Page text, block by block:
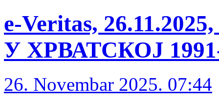
е-Veritas,
У ХРВАТСКОЈ 1991-
26. Novembar 2025. 07:44